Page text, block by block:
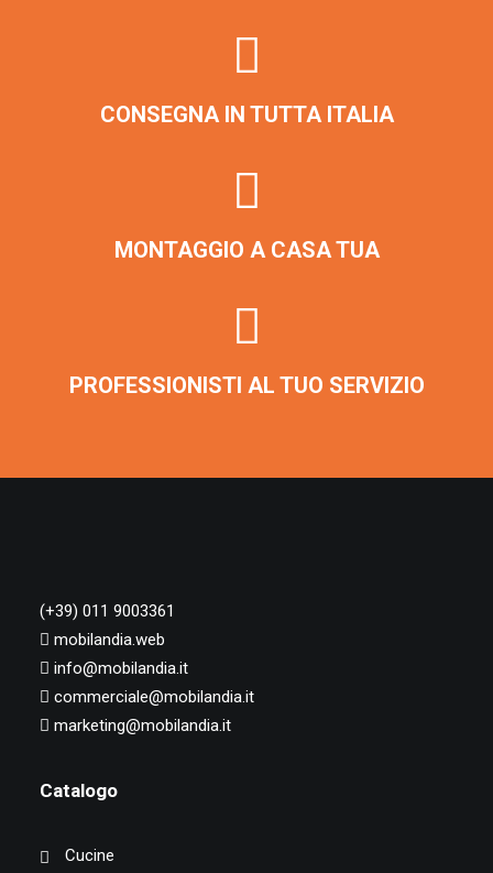
CONSEGNA IN TUTTA ITALIA
MONTAGGIO A CASA TUA
PROFESSIONISTI AL TUO SERVIZIO
(+39) 011 9003361
mobilandia.web
info@mobilandia.it
commerciale@mobilandia.it
marketing@mobilandia.it
Catalogo
Cucine